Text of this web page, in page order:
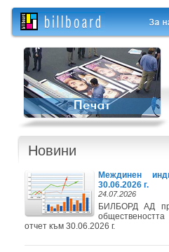
Новини
Междинен
30.06.2026 г.
24.07.2026
БИЛБОРД АД
отчет към 30.06.2026 г.